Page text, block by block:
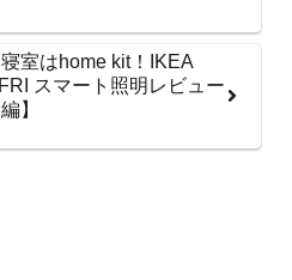
室はhome kit！IKEA
スマート照明レビュー
】